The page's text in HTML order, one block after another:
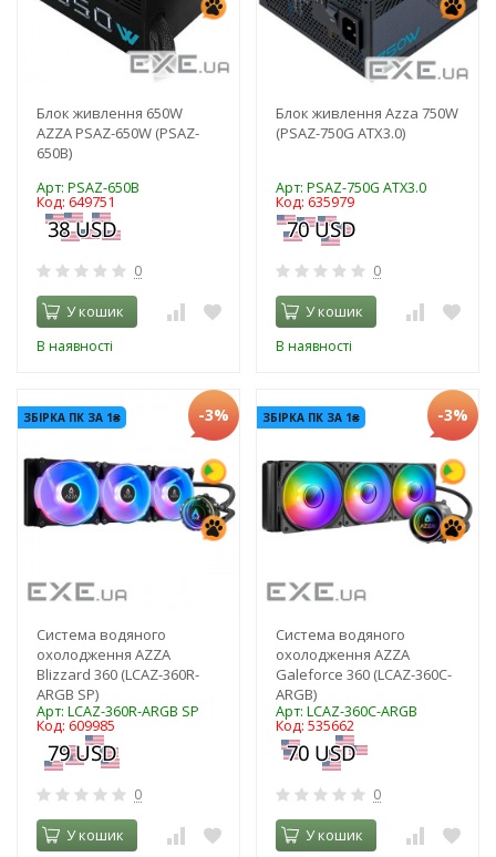
Блок живлення 650W
AZZA PSAZ-650W (PSAZ-
650B)
Арт: PSAZ-650B
Код: 649751
0
У кошик
В наявності
Блок живлення Azza 750W
(PSAZ-750G ATX3.0)
Арт: PSAZ-750G ATX3.0
Код: 635979
0
У кошик
В наявності
ЗБІРКА ПК ЗА 1₴ -3%
Система водяного
охолодження AZZA
Blizzard 360 (LCAZ-360R-
ARGB SP)
Арт: LCAZ-360R-ARGB SP
Код: 609985
0
У кошик
ЗБІРКА ПК ЗА 1₴ -3%
Система водяного
охолодження AZZA
Galeforce 360 (LCAZ-360C-
ARGB)
Арт: LCAZ-360C-ARGB
Код: 535662
0
У кошик